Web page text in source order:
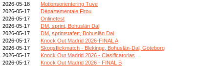
2026-05-18
Motionsorientering Tuve
2026-05-17
Départementale Fitou
2026-05-17
Onlinetest
2026-05-17
DM, sprint, Bohuslän Dal
2026-05-17
DM, sprintstafett, Bohuslän Dal
2026-05-17
Knock Out Madrid 2026-FINAL A
2026-05-17
Skogsflickmatch - Blekinge, Bohuslän-Dal, Göteborg
2026-05-17
Knock Out Madrid 2026 - Clasificatorias
2026-05-17
Knock Out Madrid 2026 - FINAL B